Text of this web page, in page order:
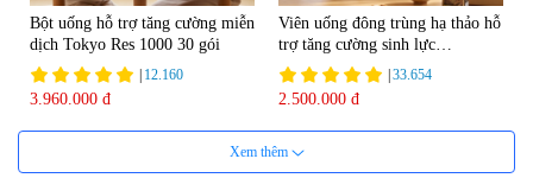
Bột uống hỗ trợ tăng cường miễn
dịch Tokyo Res 1000 30 gói
12.160
3.960.000 đ
Viên uống đông trùng hạ thảo hỗ
trợ tăng cường sinh lực
Tohchukasou Premium Yo
Group 180 viên - Date 08/2027
33.654
2.500.000 đ
Xem thêm